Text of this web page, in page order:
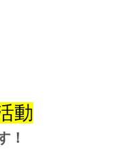
動
！